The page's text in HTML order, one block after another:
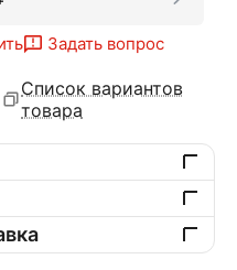
Задать вопрос
Список вариантов
товара